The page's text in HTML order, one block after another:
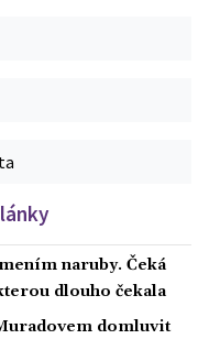
naruby. Čeká
dlouho čekala
domluvit